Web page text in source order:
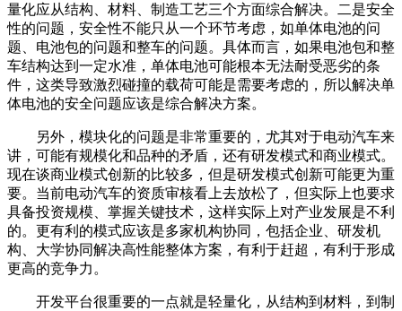
量化应从结构、材料、制造工艺三个方面综合解决。二是安全
性的问题，安全性不能只从一个环节考虑，如单体电池的问
题、电池包的问题和整车的问题。具体而言，如果电池包和整
车结构达到一定水准，单体电池可能根本无法耐受恶劣的条
件，这类导致激烈碰撞的载荷可能是需要考虑的，所以解决单
体电池的安全问题应该是综合解决方案。
另外，模块化的问题是非常重要的，尤其对于电动汽车来
讲，可能有规模化和品种的矛盾，还有研发模式和商业模式。
现在谈商业模式创新的比较多，但是研发模式创新可能更为重
要。当前电动汽车的资质审核看上去放松了，但实际上也要求
具备投资规模、掌握关键技术，这样实际上对产业发展是不利
的。更有利的模式应该是多家机构协同，包括企业、研发机
构、大学协同解决高性能整体方案，有利于赶超，有利于形成
更高的竞争力。
开发平台很重要的一点就是轻量化，从结构到材料，到制